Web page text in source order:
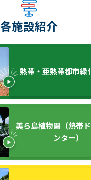
各施設紹介
熱帯・亜熱帯都市緑
美ら島植物園（熱帯
ンター）